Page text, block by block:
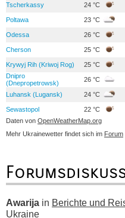
Tscherkassy 24 °C
Poltawa 23 °C
Odessa 26 °C
Cherson 25 °C
Krywyj Rih (Kriwoj Rog) 25 °C
Dnipro
(Dnepropetrowsk)
26 °C
Luhansk (Lugansk) 24 °C
Sewastopol 22 °C
Daten von OpenWeatherMap.org
Mehr Ukrainewetter findet sich im Forum
Awarija in Berichte und
Ukraine